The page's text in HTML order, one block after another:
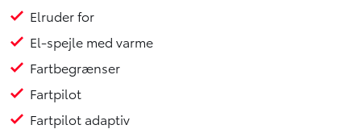
Elruder for
El-spejle med varme
Fartbegrænser
Fartpilot
Fartpilot adaptiv